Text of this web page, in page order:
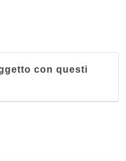
con questi